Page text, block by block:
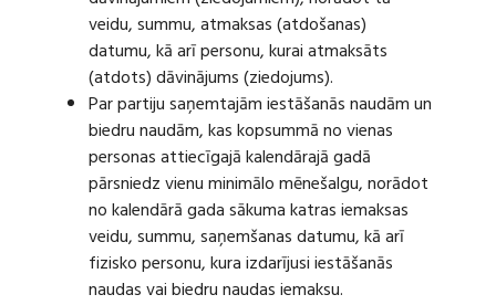
veidu, summu, atmaksas (atdošanas)
datumu, kā arī personu, kurai atmaksāts
(atdots) dāvinājums (ziedojums).
Par partiju saņemtajām iestāšanās naudām un
biedru naudām, kas kopsummā no vienas
personas attiecīgajā kalendārajā gadā
pārsniedz vienu minimālo mēnešalgu, norādot
no kalendārā gada sākuma katras iemaksas
veidu, summu, saņemšanas datumu, kā arī
fizisko personu, kura izdarījusi iestāšanās
naudas vai biedru naudas iemaksu.